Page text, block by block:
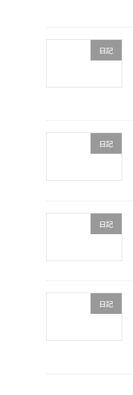
日記
日記
日記
日記